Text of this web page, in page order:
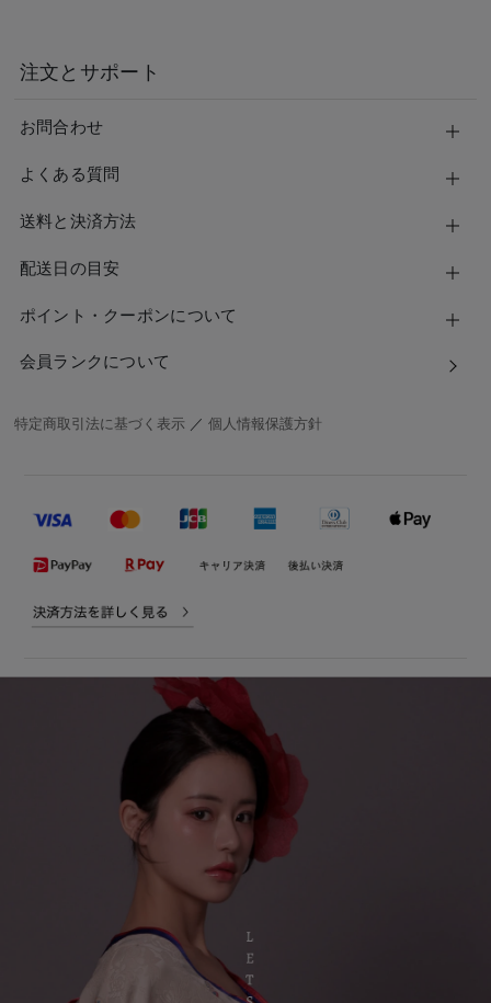
注文とサポート
お問合わせ
よくある質問
送料と決済方法
配送日の目安
ポイント・クーポンについて
会員ランクについて
特定商取引法に基づく表示 ／個人情報保護方針